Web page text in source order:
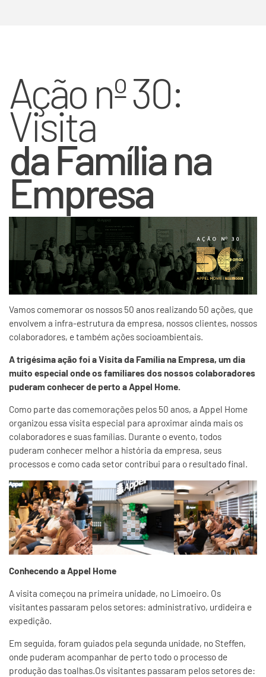
Ação nº 30:
Visita
da Família na
Empresa
Vamos comemorar os nossos 50 anos realizando 50 ações, que
envolvem a infra-estrutura da empresa, nossos clientes, nossos
colaboradores, e também ações socioambientais.
A trigésima ação foi a Visita da Família na Empresa, um dia
muito especial onde os familiares dos nossos colaboradores
puderam conhecer de perto a Appel Home.
Como parte das comemorações pelos 50 anos, a Appel Home
organizou essa visita especial para aproximar ainda mais os
colaboradores e suas famílias. Durante o evento, todos
puderam conhecer melhor a história da empresa, seus
processos e como cada setor contribui para o resultado final.
Conhecendo a Appel Home
A visita começou na primeira unidade, no Limoeiro. Os
visitantes passaram pelos setores: administrativo, urdideira e
expedição.
Em seguida, foram guiados pela segunda unidade, no Steffen,
onde puderam acompanhar de perto todo o processo de
produção das toalhas.Os visitantes passaram pelos setores de: